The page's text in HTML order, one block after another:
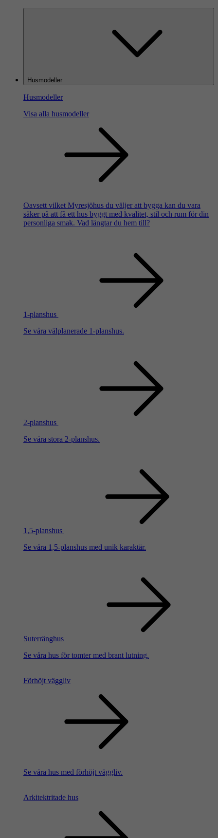
Husmodeller
Husmodeller
Visa alla husmodeller
Oavsett vilket Myresjöhus du väljer att bygga kan du vara
säker på att få ett hus byggt med kvalitet, stil och rum för din
personliga smak. Vad längtar du hem till?
1-planshus
Se våra välplanerade 1-planshus.
2-planshus
Se våra stora 2-planshus.
1,5-planshus
Se våra 1,5-planshus med unik karaktär.
Suterränghus
Se våra hus för tomter med brant lutning.
Förhöjt väggliv
Se våra hus med förhöjt väggliv.
Arkitektritade hus